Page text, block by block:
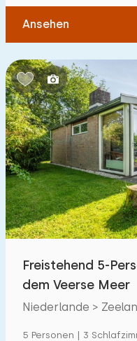
Hilfsmittel
Ansehen
Freistehend 5-
dem Veerse Meer
Niederlande >
5 Personen | 3